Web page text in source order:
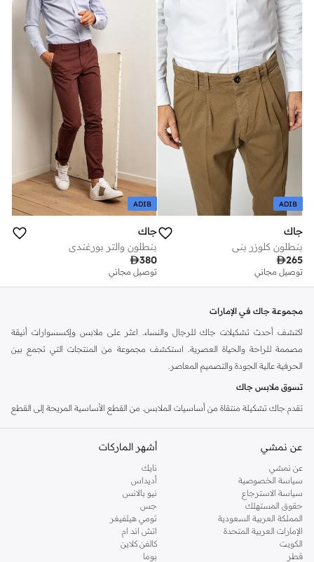
ADIB
جاك
بنطلون كلوزر بني
265
توصيل مجاني
ADIB
جاك
بنطلون والتر بورغندي
380
توصيل مجاني
مجموعة جاك في الإمارات
اكتشف أحدث تشكيلات جاك للرجال والنساء. اعثر على ملابس وإكسسوارات أنيقة
مصممة للراحة والحياة العصرية. استكشف مجموعة من المنتجات التي تجمع بين
الحرفية عالية الجودة والتصميم المعاصر.
تسوق ملابس جاك
تقدم جاك تشكيلة منتقاة من أساسيات الملابس. من القطع الأساسية المريحة إلى القطع
ملابسك. ارتقِ بأسلوبك اليومي مع إطلالة جاك المميزة.
الميزات الرئيسية لمنتجات جاك:
أقمشة فاخرة لراحة تدوم.
قصات عصرية تناسب مختلف أشكال الجسم.
تصنيع متين للارتداء اليومي.
تصاميم أنيقة وعصرية.
عن نمشي
عن نمشي
سياسة الخصوصية
سياسة الاسترجاع
حقوق المستهلك
المملكة العربية السعودية
الإمارات العربية المتحدة
الكويت
قطر
أشهر الماركات
نايك
أديداس
نيو بالانس
جس
تومي هيلفيغر
اتش اند ام
كالفن كلاين
بوما